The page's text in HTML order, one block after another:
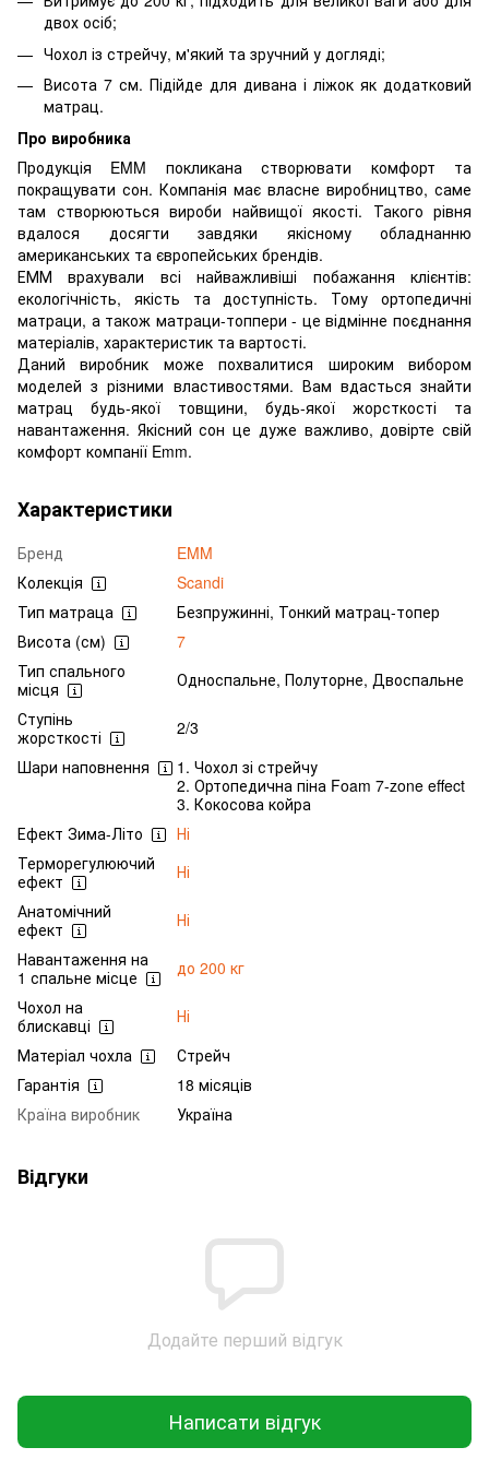
двох осіб;
Чохол із стрейчу, м'який та зручний у догляді;
Висота 7 см. Підійде для дивана і ліжок як додатковий
матрац.
Про виробника
Продукція EMM покликана створювати комфорт та
покращувати сон. Компанія має власне виробництво, саме
там створюються вироби найвищої якості. Такого рівня
вдалося досягти завдяки якісному обладнанню
американських та європейських брендів.
ЕММ врахували всі найважливіші побажання клієнтів:
екологічність, якість та доступність. Тому ортопедичні
матраци, а також матраци-топпери - це відмінне поєднання
матеріалів, характеристик та вартості.
Даний виробник може похвалитися широким вибором
моделей з різними властивостями. Вам вдасться знайти
матрац будь-якої товщини, будь-якої жорсткості та
навантаження. Якісний сон це дуже важливо, довірте свій
комфорт компанії Emm.
Характеристики
Бренд
EMM
Колекція
Scandi
Тип матраца
Безпружинні, Тонкий матрац-топер
Висота (см)
7
Тип спального
місця
Односпальне, Полуторне, Двоспальне
Ступінь
жорсткості
2/3
Шари наповнення
1. Чохол зі стрейчу
2. Ортопедична піна Foam 7-zone effect
3. Кокосова койра
Ефект Зима-Літо
Ні
Терморегулюючий
ефект
Ні
Анатомічний
ефект
Ні
Навантаження на
1 спальне місце
до 200 кг
Чохол на
блискавці
Ні
Матеріал чохла
Стрейч
Гарантія
18 місяців
Країна виробник
Україна
Відгуки
Додайте перший відгук
Написати відгук